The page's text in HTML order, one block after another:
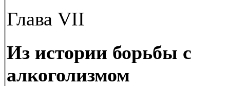
Глава VII
Из истории борьбы с
алкоголизмом